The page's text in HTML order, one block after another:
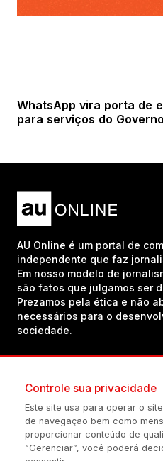
WhatsApp vira porta de
para serviços do
AU Online é um portal de
independente que faz
Em nosso modelo de
são fatos que julgamos ser
Prezamos pela ética e não
necessários para o
sociedade.
(54) 98434-8385
Controle sua privacidade
Este site usa para operar o
de navegação bem como
proporcionar conteúdo de
“Gerenciar”, você poderá